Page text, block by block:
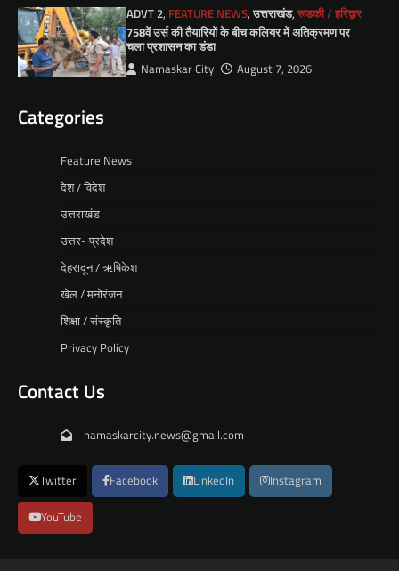
ADVT 2, FEATURE NEWS,उत्तराखंड,रूडकी / हरिद्वार
758वें उर्स की तैयारियों के बीच कलियर में अतिक्रमण पर
चला प्रशासन का डंडा
Namaskar City August 7, 2026
Categories
Feature News
देश / विदेश
उत्तराखंड
उत्तर- प्रदेश
देहरादून / ऋषिकेश
खेल / मनोरंजन
शिक्षा / संस्कृति
Privacy Policy
Contact Us
namaskarcity.news@gmail.com
Twitter Facebook LinkedIn Instagram
YouTube